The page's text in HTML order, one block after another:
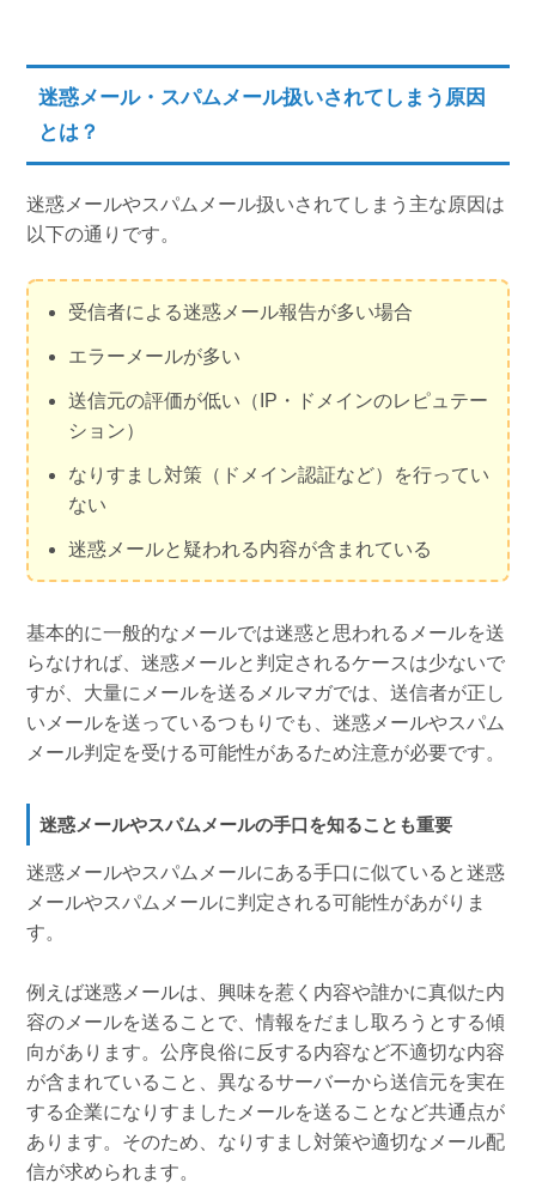
迷惑メール・スパムメール扱いされてしまう原因
とは？
迷惑メールやスパムメール扱いされてしまう主な原因は
以下の通りです。
受信者による迷惑メール報告が多い場合
エラーメールが多い
送信元の評価が低い（IP・ドメインのレピュテー
ション）
なりすまし対策（ドメイン認証など）を行ってい
ない
迷惑メールと疑われる内容が含まれている
基本的に一般的なメールでは迷惑と思われるメールを送
らなければ、迷惑メールと判定されるケースは少ないで
すが、大量にメールを送るメルマガでは、送信者が正し
いメールを送っているつもりでも、迷惑メールやスパム
メール判定を受ける可能性があるため注意が必要です。
迷惑メールやスパムメールの手口を知ることも重要
迷惑メールやスパムメールにある手口に似ていると迷惑
メールやスパムメールに判定される可能性があがりま
す。
例えば迷惑メールは、興味を惹く内容や誰かに真似た内
容のメールを送ることで、情報をだまし取ろうとする傾
向があります。公序良俗に反する内容など不適切な内容
が含まれていること、異なるサーバーから送信元を実在
する企業になりすましたメールを送ることなど共通点が
あります。そのため、なりすまし対策や適切なメール配
信が求められます。